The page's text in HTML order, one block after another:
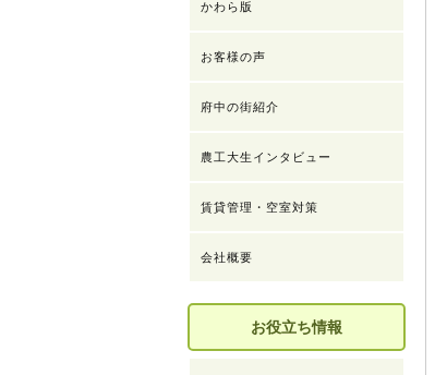
かわら版
お客様の声
府中の街紹介
農工大生インタビュー
賃貸管理・空室対策
会社概要
お役立ち情報